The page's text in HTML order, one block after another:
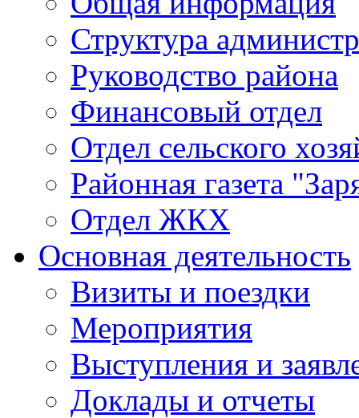
Структура
Руководство района
Финансовый отдел
Отдел сельского
Районная газета
Отдел ЖКХ
Основная деятельность
Визиты и поездки
Мероприятия
Выступления и
Доклады и отчеты